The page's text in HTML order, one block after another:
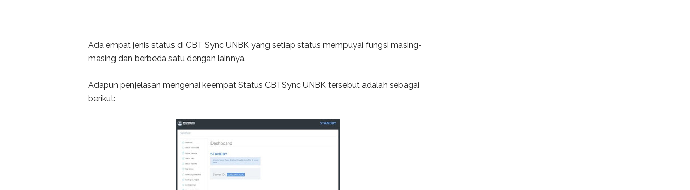
Ada empat jenis status di CBT Sync UNBK yang setiap status mempuyai fungsi masing-
masing dan berbeda satu dengan lainnya.
Adapun penjelasan mengenai keempat Status CBTSync UNBK tersebut adalah sebagai
berikut: